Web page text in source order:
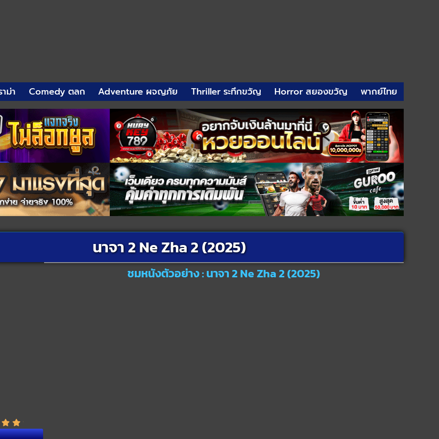
ม่า Comedy ตลก Adventure ผจญภัย Thriller ระทึกขวัญ Horror สยองขวัญ พากย์ไทย
นาจา 2 Ne Zha 2 (2025)
ชมหนังตัวอย่าง : นาจา 2 Ne Zha 2 (2025)